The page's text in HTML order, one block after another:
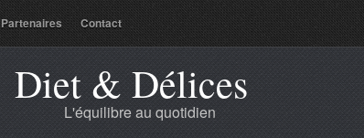
Partenaires Contact
Diet & Délices
L'équilibre au quotidien